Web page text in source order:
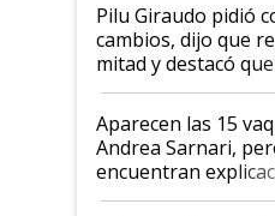
Pilu Giraudo pidió
cambios, dijo que
mitad y destacó
ser "para unos
mandato muy claro
nacional"
Aparecen las 15
Andrea Sarnari,
encuentran
cómo llegaron allí